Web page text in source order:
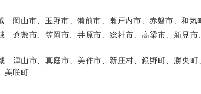
岡山市、玉野市、備前市、瀬戸内市、赤磐市、和気
倉敷市、笠岡市、井原市、総社市、高梁市、新見市
津山市、真庭市、美作市、新庄村、鏡野町、勝央町
美咲町